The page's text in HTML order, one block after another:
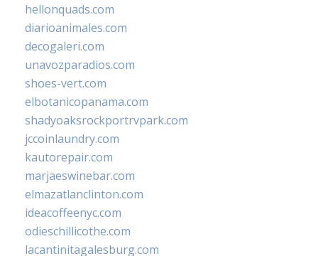
hellonquads.com
diarioanimales.com
decogaleri.com
unavozparadios.com
shoes-vert.com
elbotanicopanama.com
shadyoaksrockportrvpark.com
jccoinlaundry.com
kautorepair.com
marjaeswinebar.com
elmazatlanclinton.com
ideacoffeenyc.com
odieschillicothe.com
lacantinitagalesburg.com